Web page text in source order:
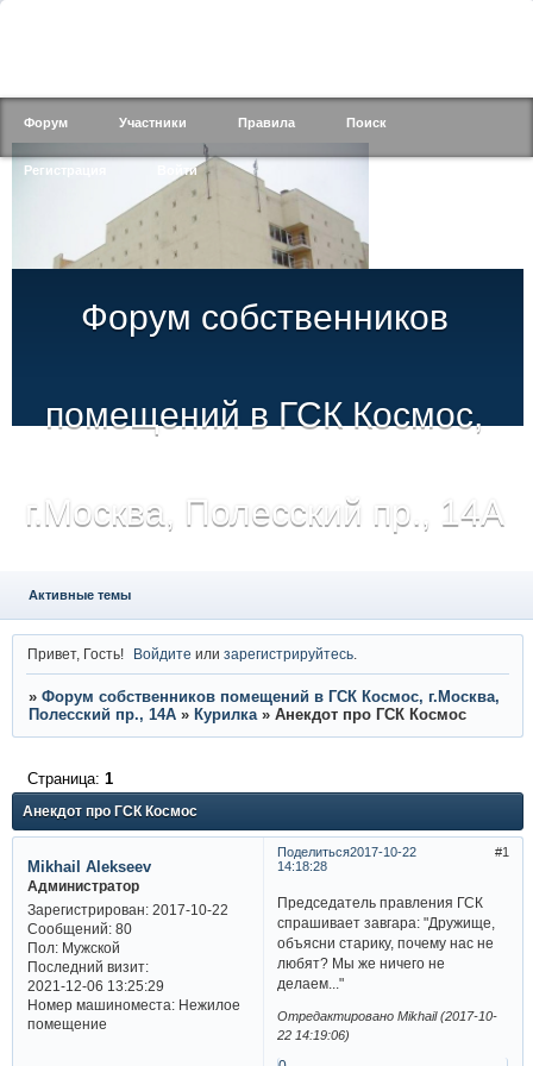
Форум собственников
помещений в ГСК Космос,
г.Москва, Полесский пр., 14А
Форум Участники Правила Поиск
Регистрация Войти
Активные темы
Привет, Гость! Войдите илизарегистрируйтесь
» Форум собственников помещений в ГСК Космос, г.Москва,
Полесский пр., 14А » Курилка » Анекдот про ГСК Космос
Анекдот про ГСК Космос
Страница: 1
Поделиться 1
2017-10-22
14:18:28
Mikhail Alekseev
Администратор
Зарегистрирован: 2017-10-22
Сообщений:80
Пол:Мужской
Последний визит:
2021-12-06 13:25:29
Номер машиноместа:Нежилое
помещение
Председатель правления ГСК
спрашивает завгара: "Дружище,
объясни старику, почему нас не
любят? Мы же ничего не
делаем..."
Отредактировано Mikhail (2017-10-
22 14:19:06)